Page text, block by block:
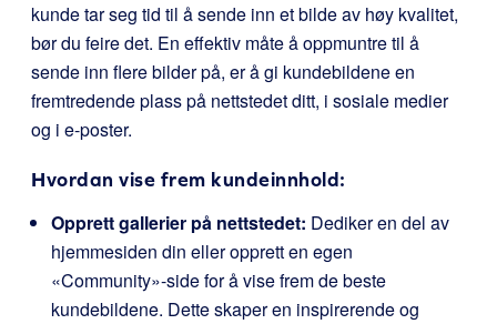
kunde tar seg tid til å sende inn et bilde av høy kvalitet,
bør du feire det. En effektiv måte å oppmuntre til å
sende inn flere bilder på, er å gi kundebildene en
fremtredende plass på nettstedet ditt, i sosiale medier
og i e-poster.
Hvordan vise frem kundeinnhold:
Opprett gallerier på nettstedet: Dediker en del av
hjemmesiden din eller opprett en egen
«Community»-side for å vise frem de beste
kundebildene. Dette skaper en inspirerende og